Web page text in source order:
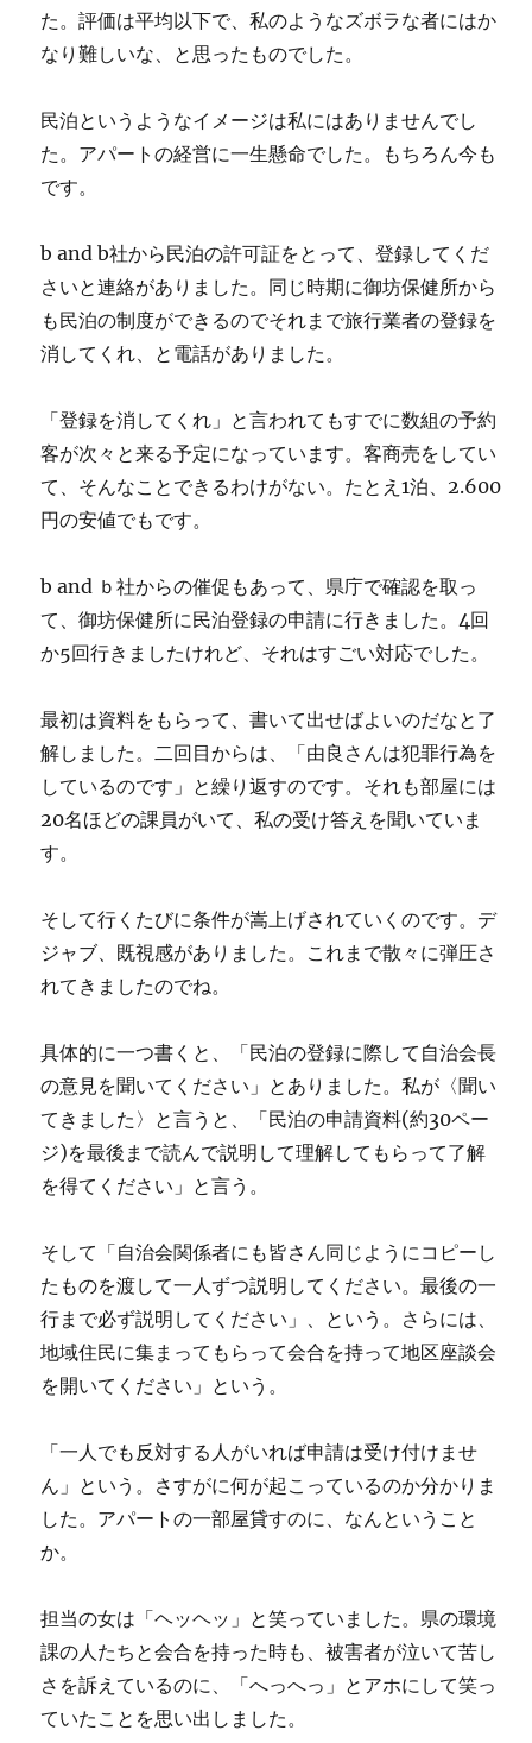
た。評価は平均以下で、私のようなズボラな者にはか
なり難しいな、と思ったものでした。
民泊というようなイメージは私にはありませんでし
た。アパートの経営に一生懸命でした。もちろん今も
です。
b and b社から民泊の許可証をとって、登録してくだ
さいと連絡がありました。同じ時期に御坊保健所から
も民泊の制度ができるのでそれまで旅行業者の登録を
消してくれ、と電話がありました。
「登録を消してくれ」と言われてもすでに数組の予約
客が次々と来る予定になっています。客商売をしてい
て、そんなことできるわけがない。たとえ1泊、2.600
円の安値でもです。
b and ｂ社からの催促もあって、県庁で確認を取っ
て、御坊保健所に民泊登録の申請に行きました。4回
か5回行きましたけれど、それはすごい対応でした。
最初は資料をもらって、書いて出せばよいのだなと了
解しました。二回目からは、「由良さんは犯罪行為を
しているのです」と繰り返すのです。それも部屋には
20名ほどの課員がいて、私の受け答えを聞いていま
す。
そして行くたびに条件が嵩上げされていくのです。デ
ジャブ、既視感がありました。これまで散々に弾圧さ
れてきましたのでね。
具体的に一つ書くと、「民泊の登録に際して自治会長
の意見を聞いてください」とありました。私が〈聞い
てきました〉と言うと、「民泊の申請資料(約30ペー
ジ)を最後まで読んで説明して理解してもらって了解
を得てください」と言う。
そして「自治会関係者にも皆さん同じようにコピーし
たものを渡して一人ずつ説明してください。最後の一
行まで必ず説明してください」、という。さらには、
地域住民に集まってもらって会合を持って地区座談会
を開いてください」という。
「一人でも反対する人がいれば申請は受け付けませ
ん」という。さすがに何が起こっているのか分かりま
した。アパートの一部屋貸すのに、なんということ
か。
担当の女は「ヘッヘッ」と笑っていました。県の環境
課の人たちと会合を持った時も、被害者が泣いて苦し
さを訴えているのに、「へっへっ」とアホにして笑っ
ていたことを思い出しました。